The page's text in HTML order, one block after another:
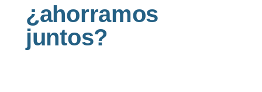
¿ahorramos
juntos?